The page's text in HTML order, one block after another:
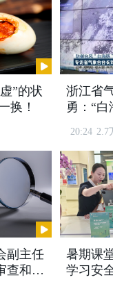
推动了硬件
低了群众跨省
大范围更多领
可及。
作越来越紧
”的状
换！
浙江省
勇：“白
20:24 2.7
副主任
查和监
暑期课
学习安